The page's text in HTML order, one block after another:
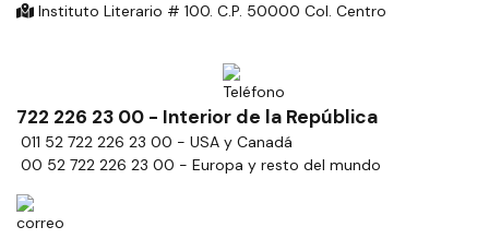
Instituto Literario # 100. C.P. 50000 Col. Centro
722 226 23 00 - Interior de la República
011 52 722 226 23 00 - USA y Canadá
00 52 722 226 23 00 - Europa y resto del mundo